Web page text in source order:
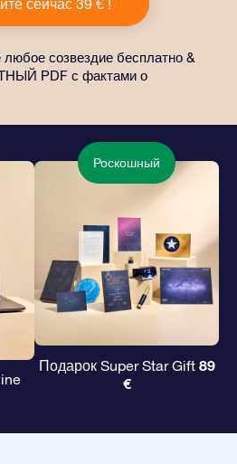
красивый конверт и
документы, которые будут
и возможность бесплатно
приложениями. Это
друзьям и любимым.
сейчас 39 € !
созвездие бесплатно &
PDF с фактами о
Роскошный
Подарок Super Star Gift 89
€